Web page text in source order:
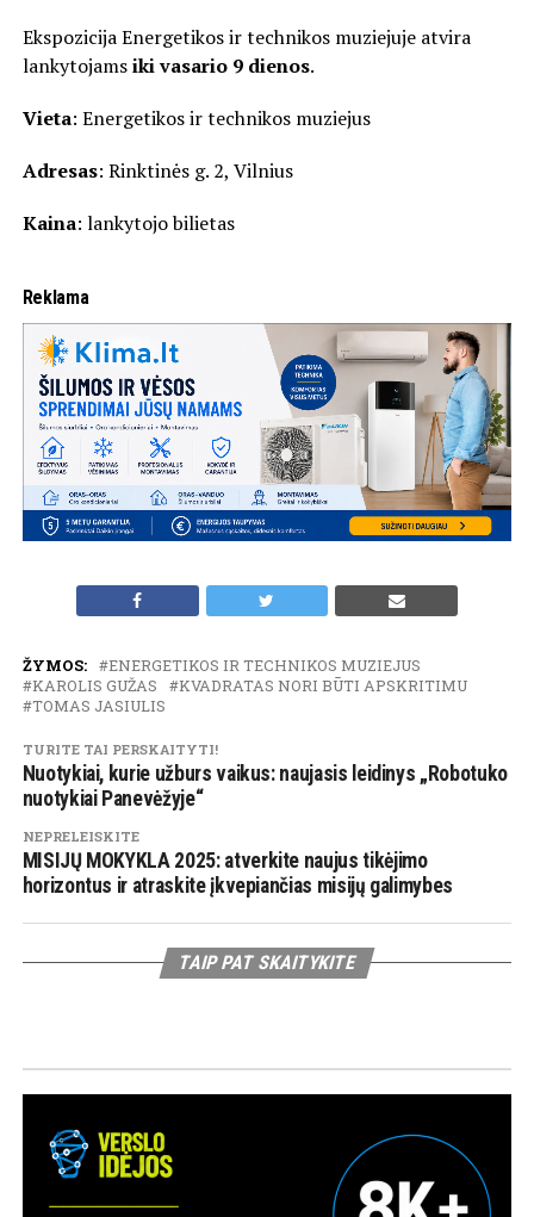
Ekspozicija Energetikos ir technikos muziejuje atvira
lankytojamsiki vasario 9 dienos.
Vieta: Energetikos ir technikos muziejus
Adresas: Rinktinės g. 2, Vilnius
Kaina: lankytojo bilietas
Reklama
ŽYMOS:
ENERGETIKOS IR TECHNIKOS MUZIEJUS
KAROLIS GUŽAS
KVADRATAS NORI BŪTI APSKRITIMU
TOMAS JASIULIS
TURITE TAI PERSKAITYTI!
Nuotykiai, kurie užburs vaikus: naujasis leidinys „Robotuko
nuotykiai Panevėžyje“
NEPRELEISKITE
MISIJŲ MOKYKLA 2025: atverkite naujus tikėjimo
horizontus ir atraskite įkvepiančias misijų galimybes
TAIP PAT SKAITYKITE